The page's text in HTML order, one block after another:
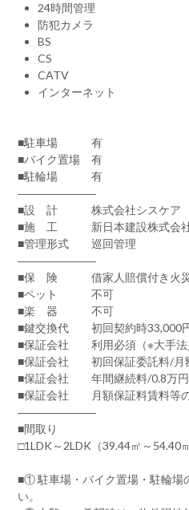
24時間管理
防犯カメラ
BS
CS
CATV
インターネット
■駐車場 有
■バイク置場 有
■駐輪場 有
―――――――
■設 計 株式会社シスケア
■施 工 新日本建設株式会
■管理形式 巡回管理
―――――――
■保 険 借家人賠償付き火災
■ペット 不可
■楽 器 不可
■鍵交換代 初回契約時33,000円
■保証会社 利用必須（※大手法
■保証会社 初回保証委託料/月
■保証会社 年間継続料/0.8万円
■保証会社 月額保証料賃料等
―――――――
■間取り
□1LDK～2LDK（39.44㎡～54.40㎡
■① 駐車場・バイク置場・駐輪場
い。